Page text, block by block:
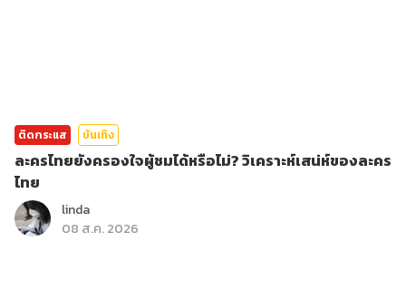
ติดกระแส บันเทิง
ละครไทยยังครองใจผู้ชมได้หรือไม่? วิเคราะห์เสน่ห์ของละคร
ไทย
linda
08 ส.ค. 2026